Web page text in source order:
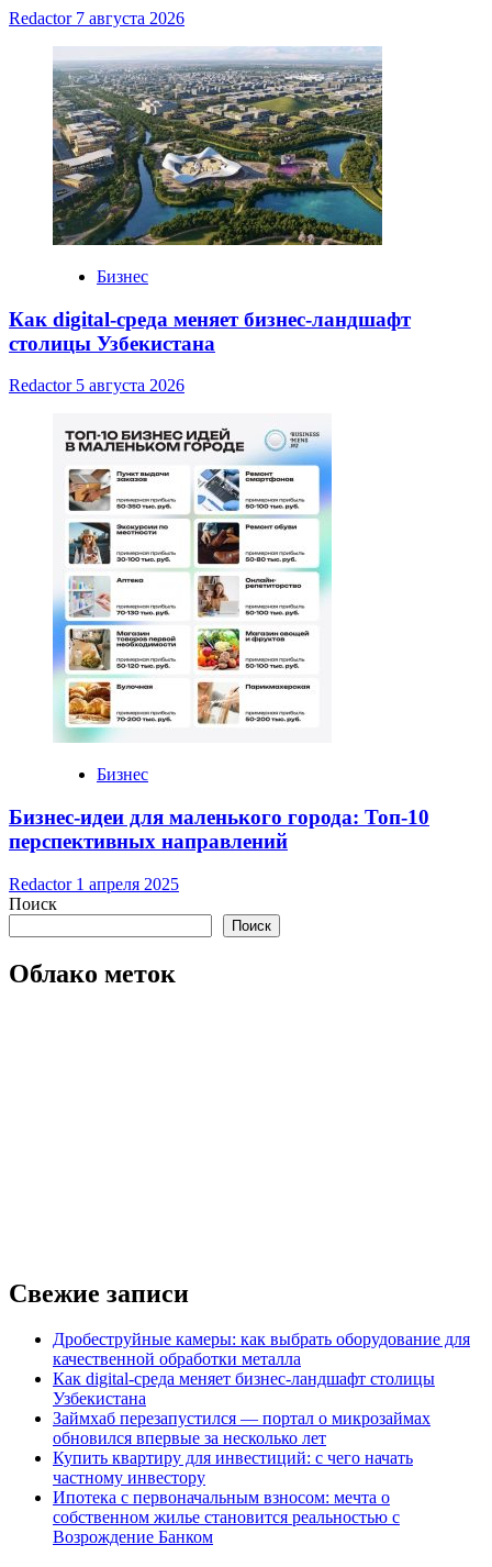
Redactor 7 августа 2026
Бизнес
Как digital-среда меняет бизнес-ландшафт
столицы Узбекистана
Redactor 5 августа 2026
Бизнес
Бизнес-идеи для маленького города: Топ-10
перспективных направлений
Redactor 1 апреля 2025
Поиск
Поиск
Облако меток
Свежие записи
Дробеструйные камеры: как выбрать оборудование для
качественной обработки металла
Как digital-среда меняет бизнес-ландшафт столицы
Узбекистана
Займхаб перезапустился — портал о микрозаймах
обновился впервые за несколько лет
Купить квартиру для инвестиций: с чего начать
частному инвестору
Ипотека с первоначальным взносом: мечта о
собственном жилье становится реальностью с
Возрождение Банком